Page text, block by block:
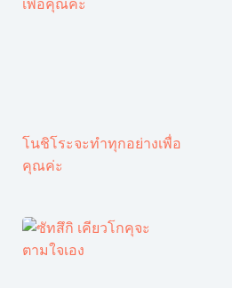
โนชิโระจะทำทุกอย่างเพื่อ
คุณค่ะ